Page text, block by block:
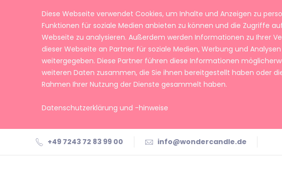
Diese Webseite verwendet Cookies, um Inhalte und Anzeigen zu
Funktionen für soziale Medien anbieten zu können und die Zugriffe
Webseite zu analysieren. Außerdem werden Informationen zu Ihrer
dieser Webseite an Partner für soziale Medien, Werbung und Analysen
weitergegeben. Diese Partner führen diese Informationen
weiteren Daten zusammen, die Sie ihnen bereitgestellt haben oder
Rahmen Ihrer Nutzung der Dienste gesammelt haben.
Datenschutzerklärung und -hinweise
+49 7243 72 83 99 00 info@wondercandle.de